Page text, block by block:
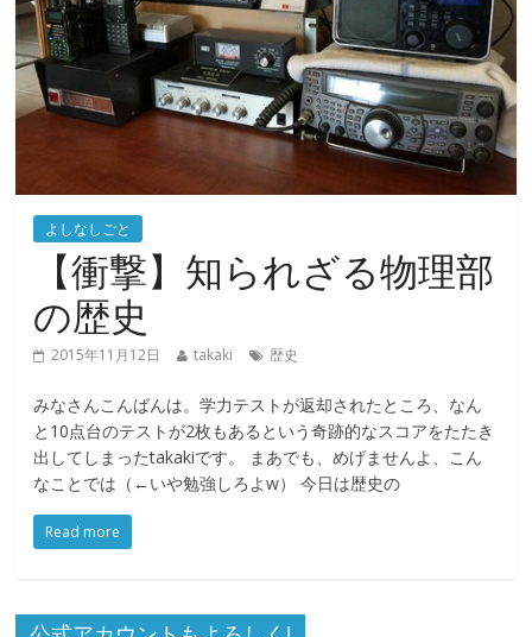
よしなしごと
【衝撃】知られざる物理部
の歴史
2015年11月12日 takaki 歴史
みなさんこんばんは。学力テストが返却されたところ、なん
と10点台のテストが2枚もあるという奇跡的なスコアをたたき
出してしまったtakakiです。 まあでも、めげませんよ、こん
なことでは（←いや勉強しろよw） 今日は歴史の
Read more